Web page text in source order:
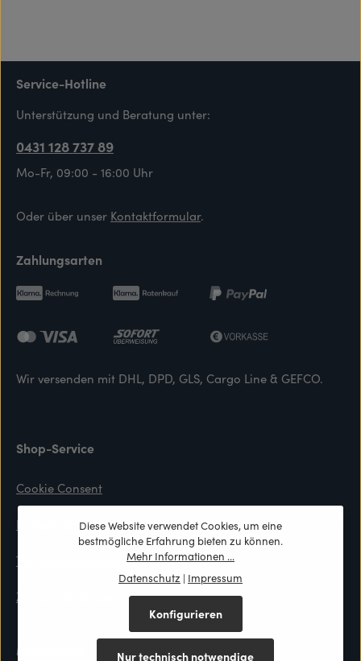
Service-Hotline
Unterstützung und Beratung unter:
0431 128 737 89
Mo-Fr, 09:00 - 16:00 Uhr
Oder über unser Kontaktformular.
Zahlungsarten
Wir versenden mit DHL, DPD, GLS, Cargo Line & GEFCO.
Shop-Service
Cookie Consent
Kontaktformular
Top-Preis Garantie
Zahlung & Versand
Materialien
Diese Website verwendet Cookies, um eine
bestmögliche Erfahrung bieten zu können.
Mehr Informationen ...
Datenschutz | Impressum
Nur technisch notwendige
Konfigurieren